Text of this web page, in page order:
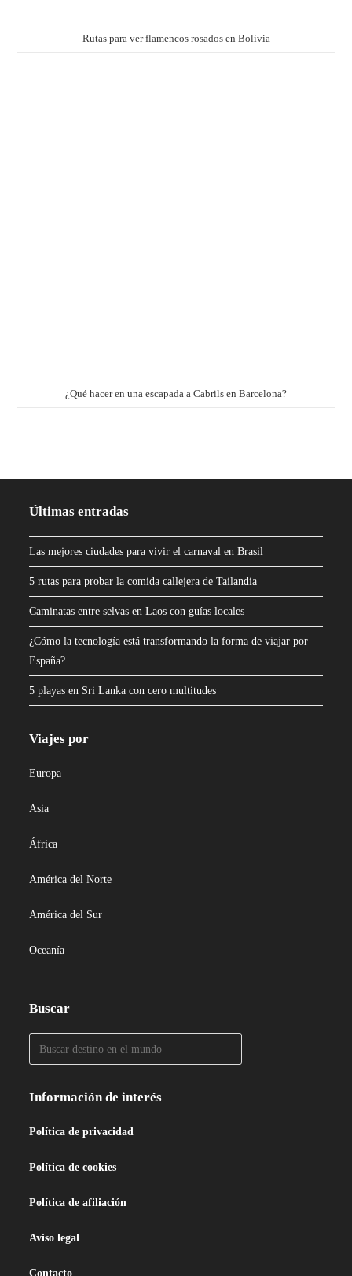
Rutas para ver flamencos rosados en Bolivia
¿Qué hacer en una escapada a Cabrils en Barcelona?
Últimas entradas
Las mejores ciudades para vivir el carnaval en Brasil
5 rutas para probar la comida callejera de Tailandia
Caminatas entre selvas en Laos con guías locales
¿Cómo la tecnología está transformando la forma de viajar por
España?
5 playas en Sri Lanka con cero multitudes
Viajes por
Europa
Asia
África
América del Norte
América del Sur
Oceanía
Buscar
Información de interés
Política de privacidad
Política de cookies
Política de afiliación
Aviso legal
Contacto